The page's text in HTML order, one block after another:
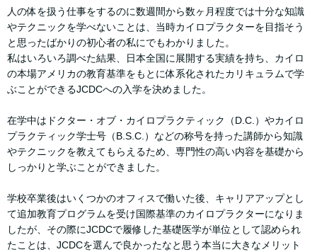
人の体を扱う仕事をするのに数週間から数ヶ月程度では十分な知識
やテクニックを学べないことは、当時カイロプラクターを目指そう
と思ったばかりの初心者の私にでもわかりました。
私はいろいろ調べた結果、日本全国に展開する実績を持ち、カイロ
の本場アメリカの教育基準をもとに体系化されたカリキュラムで学
ぶことができるJCDCへの入学を決めました。
在学中はドクター・オブ・カイロプラクティック（D.C.）やカイロ
プラクティック学士号（B.S.C.）などの称号を持った講師から知識
やテクニックを教えてもらえるため、専門性の高い内容を基礎から
しっかりと学ぶことができました。
学校卒業後はいくつかのオフィスで働いた後、キャリアアップとし
て追加教育プログラムを受け国際基準のカイロプラクターになりま
したが、その際にJCDCで履修した基礎医学が単位として認められ
たことは、JCDCを選んで良かったなと思う本当に大きなメリット